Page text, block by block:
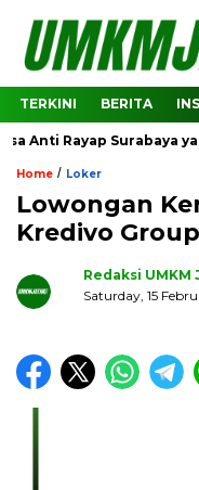
TERKINI BERITA
Anti Rayap Surabaya
Home / Loker
Lowongan
Kredivo
Redaksi UMKM
Saturday, 15